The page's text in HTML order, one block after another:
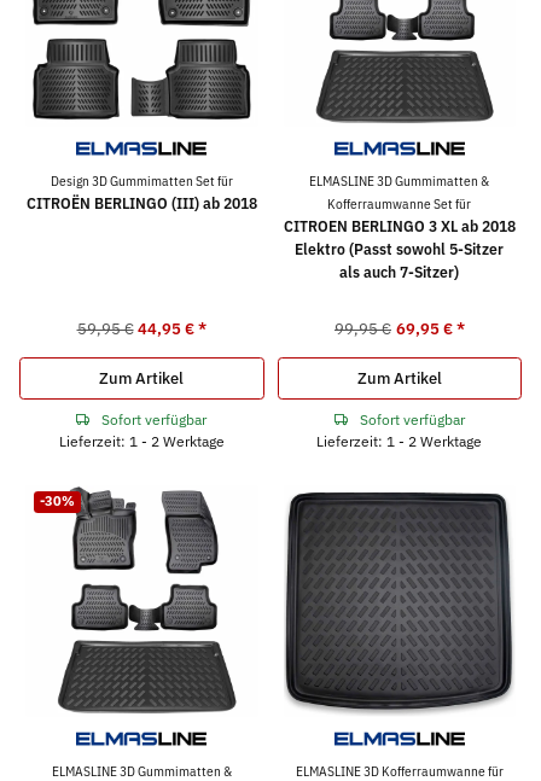
Design 3D Gummimatten Set für
CITROËN BERLINGO (III) ab 2018
59,95 € 44,95 €*
Zum Artikel
Sofort verfügbar
Lieferzeit: 1 - 2 Werktage
ELMASLINE 3D Gummimatten &
Kofferraumwanne Set für
CITROEN BERLINGO 3 XL ab 2018
Elektro (Passt sowohl 5-Sitzer
als auch 7-Sitzer)
99,95 € 69,95 €*
Zum Artikel
Sofort verfügbar
Lieferzeit: 1 - 2 Werktage
-30%
ELMASLINE 3D Gummimatten &
ELMASLINE 3D Kofferraumwanne für